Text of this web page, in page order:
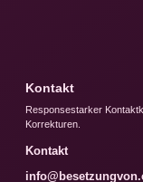
Kontakt
Responsestarker
Korrekturen.
Kontakt